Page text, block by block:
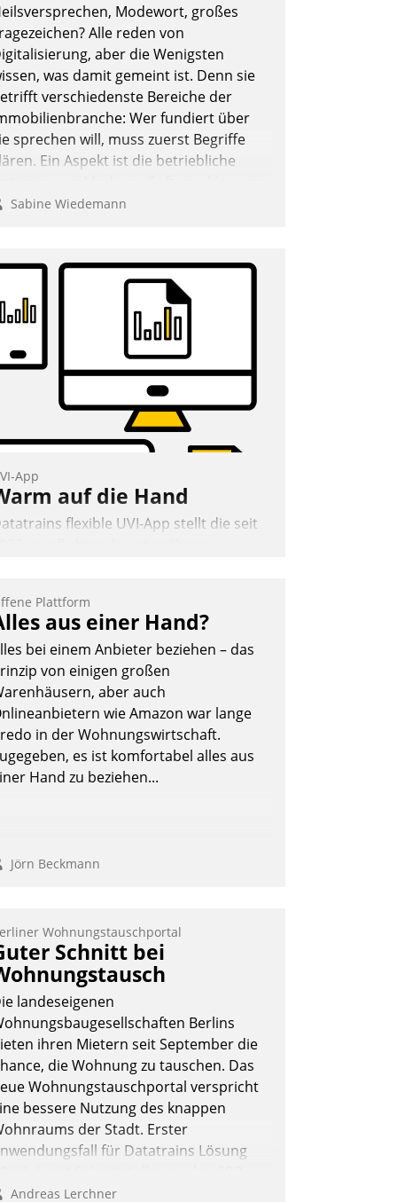
Modewort, großes
Alle reden von
aber die Wenigsten
was damit gemeint ist. Denn sie
verschiedenste Bereiche der
Wer fundiert über
sprechen will, muss zuerst Begriffe
Ein Aspekt ist die betriebliche
große Einsparungen durch
mit der Einführung einer neuen
Software ist es nicht getan. Die
Digitalisierung erfordert von
Unternehmen die Bereitschaft, sich zu
überprüfen, zu hinterfragen und zu
Sabine Wiedemann
App
auf die Hand
flexible UVI-App stellt die seit
monatlichen Mitteilungen zum
und Wasserverbrauch gehen
vollständig und auf
über mehrere zuvor festgelegte
bei den
ein.
Nadja Hußmann
Plattform
aus einer Hand?
bei einem Anbieter beziehen – das
von einigen großen
aber auch
wie Amazon war lange
in der Wohnungswirtschaft.
es ist komfortabel alles aus
Hand zu beziehen...
Jörn Beckmann
Wohnungstauschportal
Schnitt bei
landeseigenen
Berlins
ihren Mietern seit September die
die Wohnung zu tauschen. Das
Wohnungstauschportal verspricht
bessere Nutzung des knappen
der Stadt. Erster
für Datatrains Lösung
der Unternehmen.
Andreas Lerchner